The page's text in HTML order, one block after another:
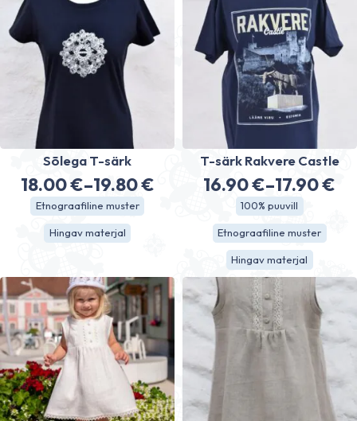
Sõlega T-särk
18.00€–19.80€
Price
range:
18.00 €
19.80 €
Etnograafiline muster
Hingav materjal
T-särk Rakvere Castle
16.90€–17.90€
Price
range:
16.90 €
through
17.90 €
100% puuvill
Etnograafiline muster
Hingav materjal